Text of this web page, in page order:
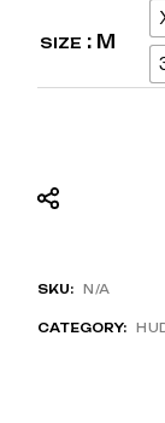
SIZE : M
SKU: N/A
CATEGORY: